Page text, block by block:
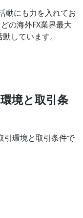
動にも力を入れてお
の海外FX業界最大
しています。
境と取引条
引環境と取引条件で